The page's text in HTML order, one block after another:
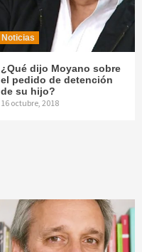
Noticias
¿Qué dijo Moyano sobre
el pedido de detención
de su hijo?
16 octubre, 2018